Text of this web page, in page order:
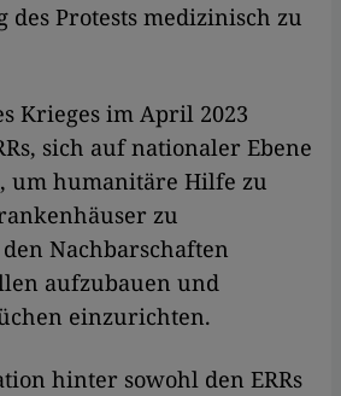
des Protests medizinisch zu
Krieges im April 2023
sich auf nationaler Ebene
um humanitäre Hilfe zu
zu
Nachbarschaften
aufzubauen und
einzurichten.
hinter sowohl den ERRs